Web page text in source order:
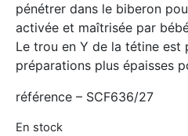
pénétrer dans le biberon
activée et maîtrisée par
Le trou en Y de la tétine est
préparations plus épaisses
référence – SCF636/27
En stock